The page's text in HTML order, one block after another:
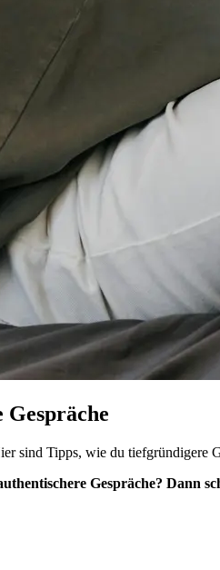
sind Tipps, wie du
Gespräche?